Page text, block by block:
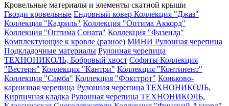
Кровельные материалы и элементы скатной крыши
Гвозди кровельные Ендовный ковер Коллекция "Джаз"
Коллекция "Кадриль" Коллекция "Оптима Аккорд"
Коллекция "Оптима Соната" Коллекция "Фазенда"
Комплектующие к кровле (разное) МИНИ Рулонная черепица
Подкладочные материалы Рулонная черепица
ТЕХНОНИКОЛЬ, Бобровый хвост Софиты Коллекция
"Вестерн" Коллекция "Кантри" Коллекция "Континент"
Коллекция "Самба" Коллекция "Фокстрот" Коньково-
карнизная черепица Рулонная черепица ТЕХНОНИКОЛЬ,
Кирпичная кладка Рулонная черепица ТЕХНОНИКОЛЬ,